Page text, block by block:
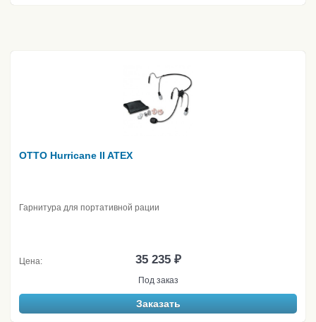
OTTO Hurricane II ATEX
Гарнитура для портативной рации
Цена: 35 235 ₽
Под заказ
Заказать